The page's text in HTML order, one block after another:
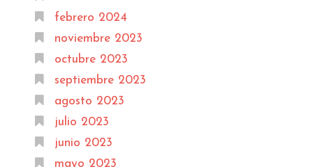
febrero 2024
noviembre 2023
octubre 2023
septiembre 2023
agosto 2023
julio 2023
junio 2023
mayo 2023